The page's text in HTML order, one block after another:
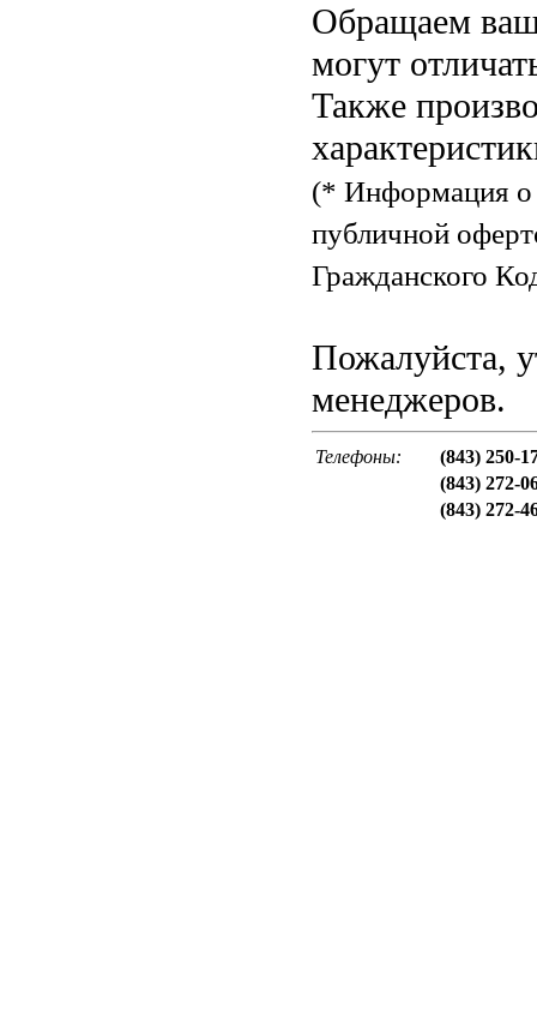
Обращаем
могут
Также
(* Информация о
публичной
Гражданского
Пожалуйста,
менеджеров.
Телефоны:
(843) 250-
(843) 272-
(843) 272-